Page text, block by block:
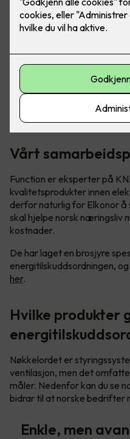
Høsten 2022 åpnet
søke om støtte på
spare energi. De som fikk
gjennomføre tiltakene, og
enkel sak.
Vårt
Function er eksperter på
kvalitetsprodukter innen
derfor naturlig for Elkonor å
skal hjelpe norsk næringsliv
kostnader.
De har laget en brosjyre
energitilskuddsordningen, og
her.
Hvilke produkter
Nøkkelordet er
ventilasjon, men det
måler. Nedenfor kan du se
bidrar til at norske bedrifter
Enkle, men